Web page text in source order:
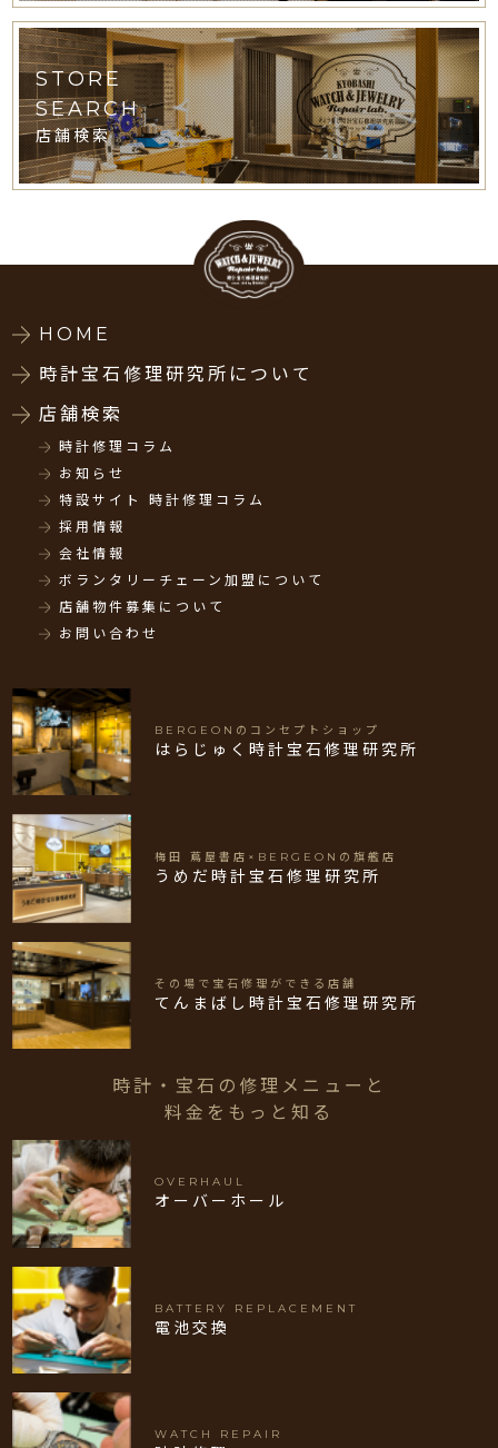
STORE
SEARCH
店舗検索
HOME
時計宝石修理研究所について
店舗検索
時計修理コラム
お知らせ
特設サイト 時計修理コラム
採用情報
会社情報
ボランタリーチェーン加盟について
店舗物件募集について
お問い合わせ
BERGEONのコンセプトショップ
はらじゅく時計宝石修理研究所
梅田 蔦屋書店×BERGEONの旗艦店
うめだ時計宝石修理研究所
その場で宝石修理ができる店舗
てんまばし時計宝石修理研究所
時計・宝石の修理メニューと
料金をもっと知る
OVERHAUL
オーバーホール
BATTERY REPLACEMENT
電池交換
WATCH REPAIR